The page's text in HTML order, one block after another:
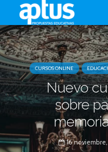
CURSOS ONLINE
Nuevo
sobre
16